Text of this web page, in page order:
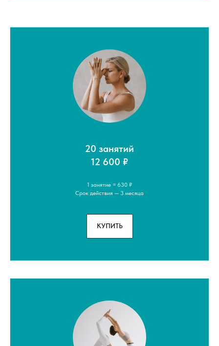
20 занятий
12 600 ₽
1 занятие = 630 ₽
Срок действия — 3 месяца
КУПИТЬ